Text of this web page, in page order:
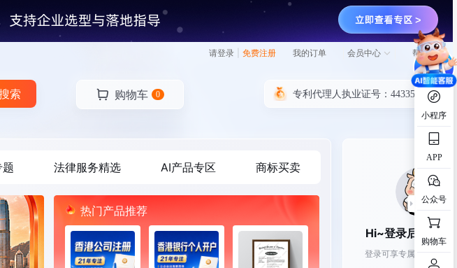
小程序
APP
公众号
购物车
请登录 免费注册 我的订单 会员中心 帮助中心
购物车
税务师工商注册号：440300227805028
香港双TSCP牌照：TC005588、
专利代理人执业证号：4433521045.9
律师资格证号：14403202310637996
高新技术企业证书编号：
税务师工商注册号：440300227805028
香港双TSCP牌照：TC005588、
法律服务精选 AI产品专区 商标买卖
热门产品推荐
Hi~登录后领更多
登录可享专属优惠，贴